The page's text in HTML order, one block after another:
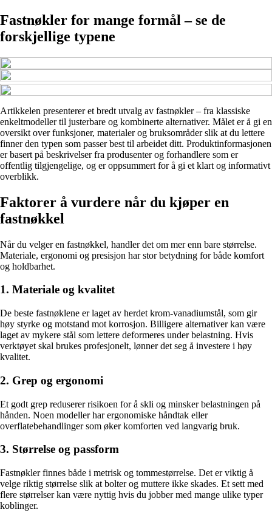
Fastnøkler for mange formål – se de
forskjellige typene
Artikkelen presenterer et bredt utvalg av fastnøkler – fra klassiske
enkeltmodeller til justerbare og kombinerte alternativer. Målet er å gi en
oversikt over funksjoner, materialer og bruksområder slik at du lettere
finner den typen som passer best til arbeidet ditt. Produktinformasjonen
er basert på beskrivelser fra produsenter og forhandlere som er
offentlig tilgjengelige, og er oppsummert for å gi et klart og informativt
overblikk.
Faktorer å vurdere når du kjøper en
fastnøkkel
Når du velger en fastnøkkel, handler det om mer enn bare størrelse.
Materiale, ergonomi og presisjon har stor betydning for både komfort
og holdbarhet.
1. Materiale og kvalitet
De beste fastnøklene er laget av herdet krom-vanadiumstål, som gir
høy styrke og motstand mot korrosjon. Billigere alternativer kan være
laget av mykere stål som lettere deformeres under belastning. Hvis
verktøyet skal brukes profesjonelt, lønner det seg å investere i høy
kvalitet.
2. Grep og ergonomi
Et godt grep reduserer risikoen for å skli og minsker belastningen på
hånden. Noen modeller har ergonomiske håndtak eller
overflatebehandlinger som øker komforten ved langvarig bruk.
3. Størrelse og passform
Fastnøkler finnes både i metrisk og tommestørrelse. Det er viktig å
velge riktig størrelse slik at bolter og muttere ikke skades. Et sett med
flere størrelser kan være nyttig hvis du jobber med mange ulike typer
koblinger.